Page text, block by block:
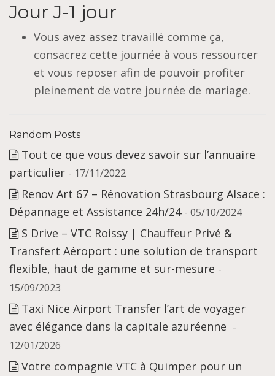
Jour J-1 jour
Vous avez assez travaillé comme ça,
consacrez cette journée à vous ressourcer
et vous reposer afin de pouvoir profiter
pleinement de votre journée de mariage.
Random Posts
Tout ce que vous devez savoir sur l’annuaire
particulier - 17/11/2022
Renov Art 67 – Rénovation Strasbourg Alsace :
Dépannage et Assistance 24h/24 - 05/10/2024
S Drive – VTC Roissy | Chauffeur Privé &
Transfert Aéroport : une solution de transport
flexible, haut de gamme et sur-mesure -
15/09/2023
Taxi Nice Airport Transfer l’art de voyager
avec élégance dans la capitale azuréenne -
12/01/2026
Votre compagnie VTC à Quimper pour un